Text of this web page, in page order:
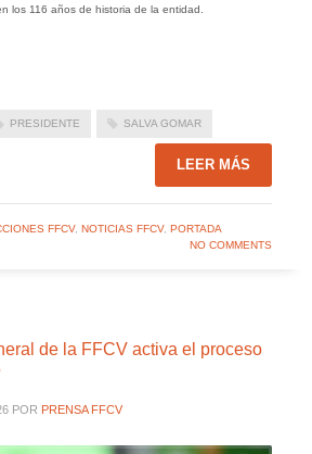
los 116 años de historia de la entidad.
PRESIDENTE SALVA GOMAR
LEER MÁS
FFCV, NOTICIAS FFCV, PORTADA
NO COMMENTS
de la FFCV activa el proceso
POR PRENSA FFCV